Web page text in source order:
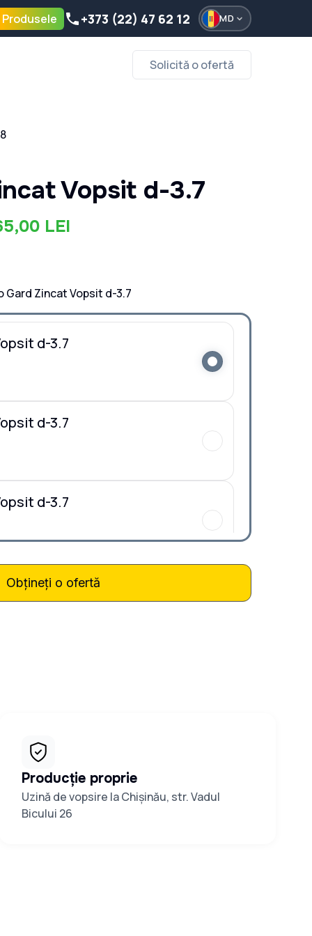
+373 (22) 47 62 12 MD
Solicită o ofertă
Vopsit d-3.7
LEI
Gard Zincat Vopsit d-3.7
d-3.7
d-3.7
d-3.7
d-3.7
d-3.7
d-3.7
Obțineți o ofertă
Producție proprie
Uzină de vopsire la Chișinău, str. Vadul
Bicului 26